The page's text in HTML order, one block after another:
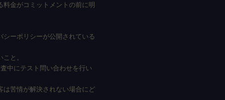
金がコミットメントの前に明
ーポリシーが公開されている
と。
中にテスト問い合わせを行い
苦情が解決されない場合にど